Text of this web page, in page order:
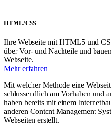
HTML/CSS
Ihre Webseite mit HTML5 und
über Vor- und Nachteile und
Webseite.
Mehr erfahren
Mit welcher Methode eine
schlussendlich am Vorhaben und
haben bereits mit einem
anderen Content Management
Webseiten erstellt.